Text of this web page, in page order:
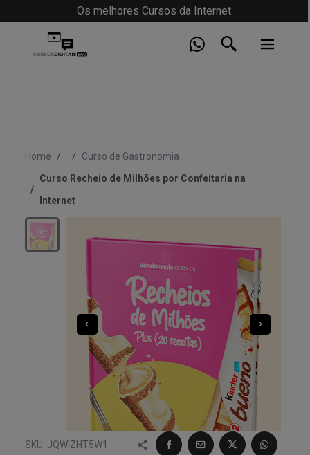
Os melhores Cursos da Internet
Home
Curso de Gastronomia
Curso Recheio de Milhões por Confeitaria na
Internet
SKU: JQWIZHT5W1